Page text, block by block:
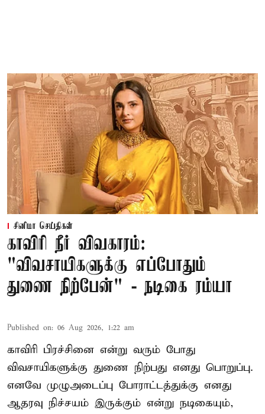
சினிமா செய்திகள்
காவிரி நீர் விவகாரம்:
"விவசாயிகளுக்கு எப்போதும்
துணை நிற்பேன்" - நடிகை ரம்யா
Published on: 06 Aug 2026, 1:22 am
காவிரி பிரச்சினை என்று வரும் போது
விவசாயிகளுக்கு துணை நிற்பது எனது பொறுப்பு.
எனவே முழுஅடைப்பு போராட்டத்துக்கு எனது
ஆதரவு நிச்சயம் இருக்கும் என்று நடிகையும்,